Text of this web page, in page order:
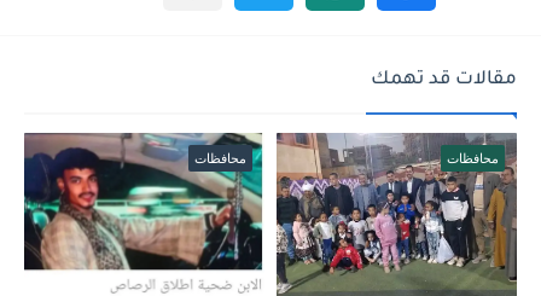
مقالات قد تهمك
محافظات محافظات